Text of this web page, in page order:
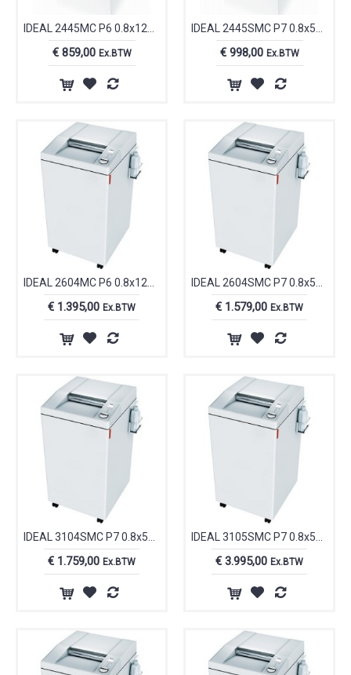
€ 859,00 Ex.BTW € 998,00 Ex.BTW
€ 1.395,00 Ex.BTW € 1.579,00 Ex.BTW
€ 1.759,00 Ex.BTW € 3.995,00 Ex.BTW